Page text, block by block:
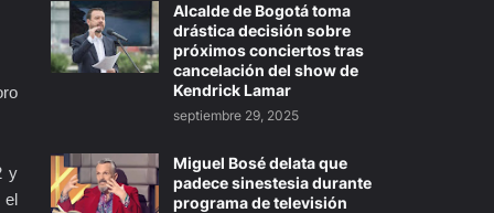
y
el
Alcalde de Bogotá toma
drástica decisión sobre
próximos conciertos tras
cancelación del show de
Kendrick Lamar
septiembre 29, 2025
Miguel Bosé delata que
padece sinestesia durante
programa de televisión